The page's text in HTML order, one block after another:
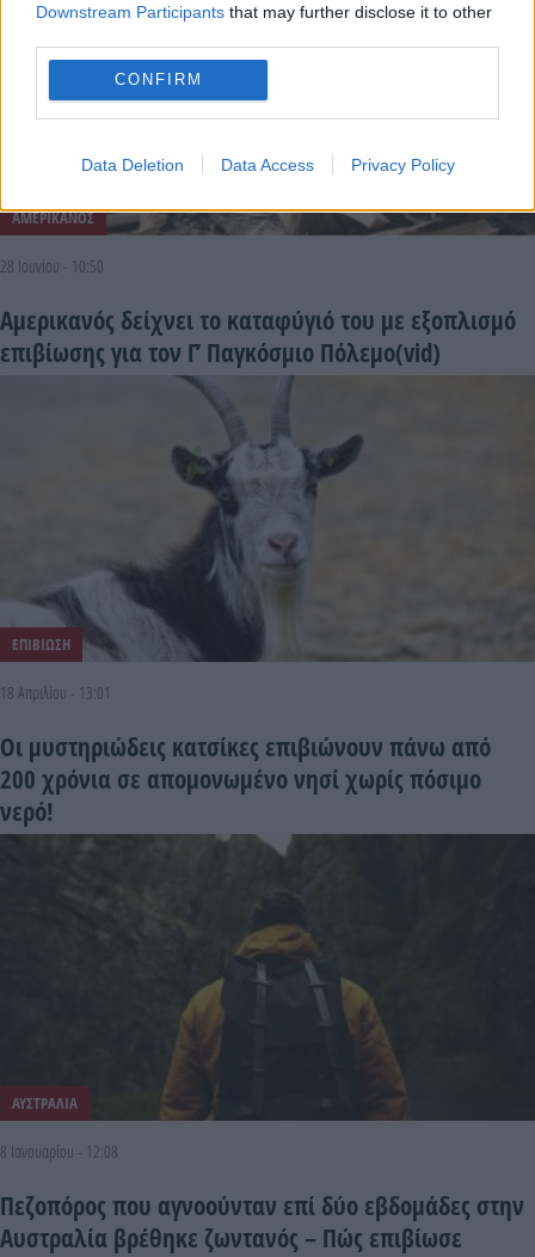
Downstream Participants that may further disclose it to other
CONFIRM
Data Deletion Data Access Privacy Policy
ΑΜΕΡΙΚΑΝΟΣ
28 Ιουνίου - 10:50
Αμερικανός δείχνει το καταφύγιό του με εξοπλισμό
επιβίωσης για τον Γ’ Παγκόσμιο Πόλεμο(vid)
ΕΠΙΒΙΩΣΗ
18 Απριλίου - 13:01
Οι μυστηριώδεις κατσίκες επιβιώνουν πάνω από
200 χρόνια σε απομονωμένο νησί χωρίς πόσιμο
νερό!
ΑΥΣΤΡΑΛΙΑ
8 Ιανουαρίου - 12:08
Πεζοπόρος που αγνοούνταν επί δύο εβδομάδες στην
Αυστραλία βρέθηκε ζωντανός – Πώς επιβίωσε